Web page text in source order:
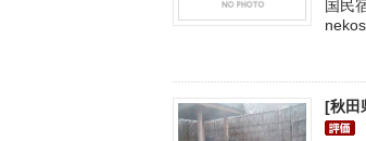
[秋田